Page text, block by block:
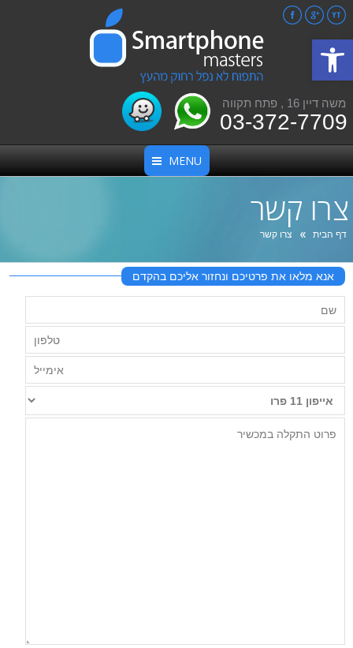
פתח סרגל נגישות
משה דיין 16 , פתח תקווה
03-372-7709
FacebookGoogle+
YouTube
MENU
צרו קשר
אתה כאן:
דף הבית צרו קשר
אנא מלאו את פרטיכם ונחזור אליכם בהקדם